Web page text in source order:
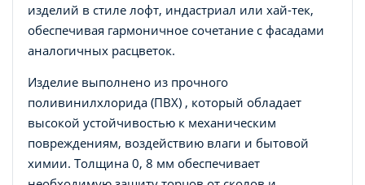
изделий в стиле лофт, индастриал или хай-тек,
обеспечивая гармоничное сочетание с фасадами
аналогичных расцветок.
Изделие выполнено из прочного
поливинилхлорида (ПВХ) , который обладает
высокой устойчивостью к механическим
повреждениям, воздействию влаги и бытовой
химии. Толщина 0, 8 мм обеспечивает